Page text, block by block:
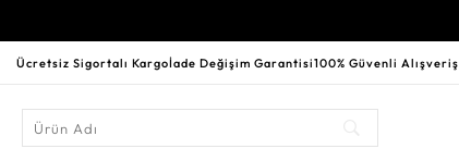
Ücretsiz Sigortalı Kargoİade Değişim Garantisi100% Güvenli Alışveriş